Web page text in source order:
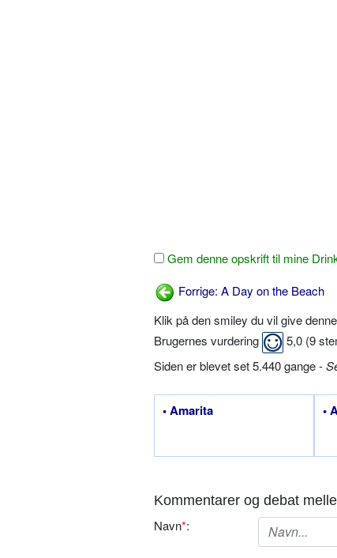
Gem denne opskrift til mine
Forrige: A Day on the Beach
Klik på den smiley du vil give
Brugernes vurdering
5,0 (9
Siden er blevet set 5.440 gange -
• Amarita •
Kommentarer og debat
Navn*: